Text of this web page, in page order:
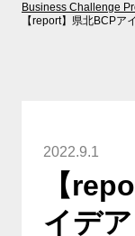
Business Challenge
【report】県北BCPア
2022.9.1
【
イデ